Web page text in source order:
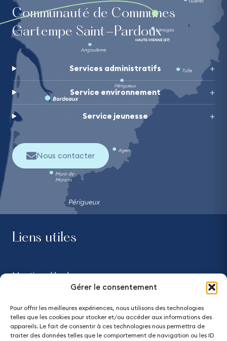
Gérer le consentement
Pour offrir les meilleures expériences, nous utilisons des technologies
telles que les cookies pour stocker et/ou accéder aux informations des
appareils. Le fait de consentir à ces technologies nous permettra de
traiter des données telles que le comportement de navigation ou les ID
Communauté de Communes
Gartempe Saint-Pardoux
Services administratifs
Service environnement
Service jeunesse
Nous contacter
Liens utiles
Mentions légales
Accessibilité - partiellement conforme